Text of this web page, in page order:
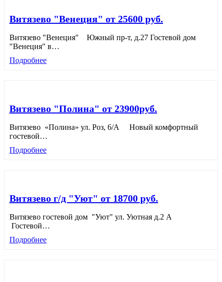
Витязево "Венеция" от 25600 руб.
Витязево "Венеция" Южный пр-т, д.27 Гостевой дом
"Венеция" в…
Подробнее
Витязево "Полина" от 23900руб.
Витязево «Полина» ул. Роз, 6/А Новый комфортный
гостевой…
Подробнее
Витязево г/д "Уют" от 18700 руб.
Витязево гостевой дом "Уют" ул. Уютная д.2 А
Гостевой…
Подробнее